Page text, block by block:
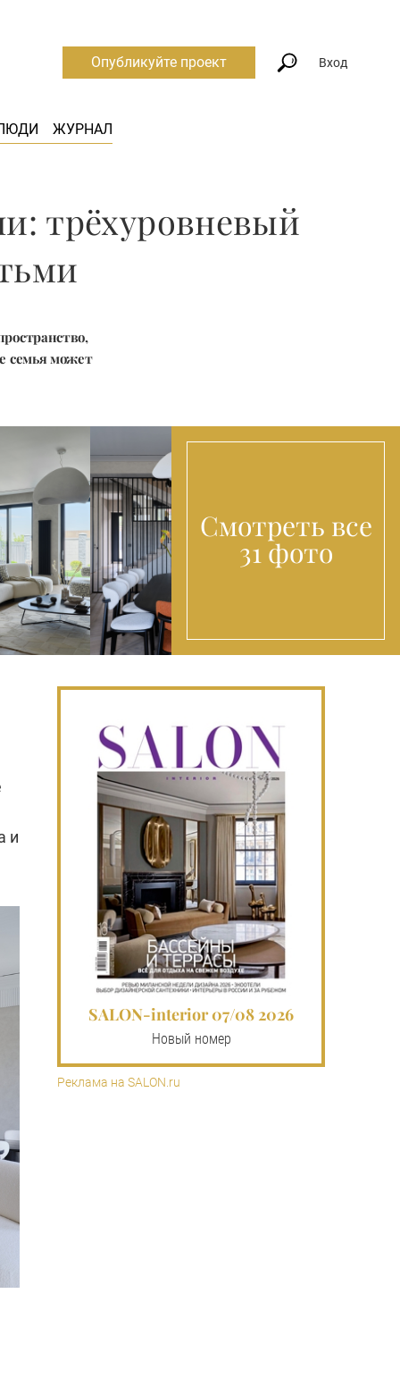
ЖУРНАЛ
Опубликуйте проект Вход
трёхуровневый
семья может
Смотреть все
31 фото
и
SALON-interior 07/08 2026
Новый номер
Реклама на SALON.ru